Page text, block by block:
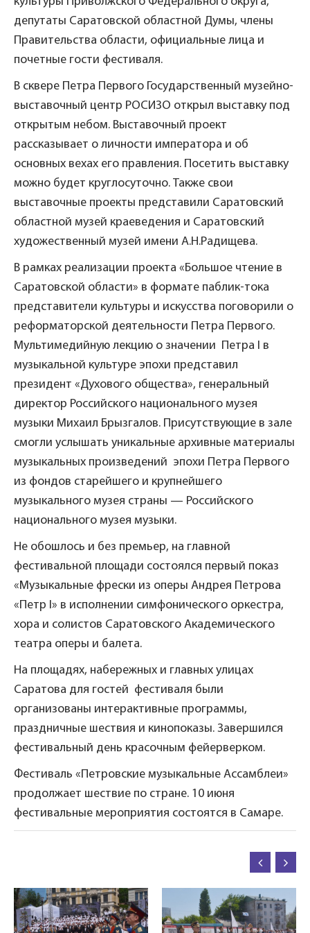
депутаты Саратовской областной Думы, члены
Правительства области, официальные лица и
почетные гости фестиваля.
В сквере Петра Первого Государственный музейно-
выставочный центр РОСИЗО открыл выставку под
открытым небом. Выставочный проект
рассказывает о личности императора и об
основных вехах его правления. Посетить выставку
можно будет круглосуточно. Также свои
выставочные проекты представили Саратовский
областной музей краеведения и Саратовский
художественный музей имени А.Н.Радищева.
В рамках реализации проекта «Большое чтение в
Саратовской области» в формате паблик-тока
представители культуры и искусства поговорили о
реформаторской деятельности Петра Первого.
Мультимедийную лекцию о значении Петра I в
музыкальной культуре эпохи представил
президент «Духового общества», генеральный
директор Российского национального музея
музыки Михаил Брызгалов. Присутствующие в зале
смогли услышать уникальные архивные материалы
музыкальных произведений эпохи Петра Первого
из фондов старейшего и крупнейшего
музыкального музея страны — Российского
национального музея музыки.
Не обошлось и без премьер, на главной
фестивальной площади состоялся первый показ
«Музыкальные фрески из оперы Андрея Петрова
«Петр I» в исполнении симфонического оркестра,
хора и солистов Саратовского Академического
театра оперы и балета.
На площадях, набережных и главных улицах
Саратова для гостей фестиваля были
организованы интерактивные программы,
праздничные шествия и кинопоказы. Завершился
фестивальный день красочным фейерверком.
Фестиваль «Петровские музыкальные Ассамблеи»
продолжает шествие по стране. 10 июня
фестивальные мероприятия состоятся в Самаре.